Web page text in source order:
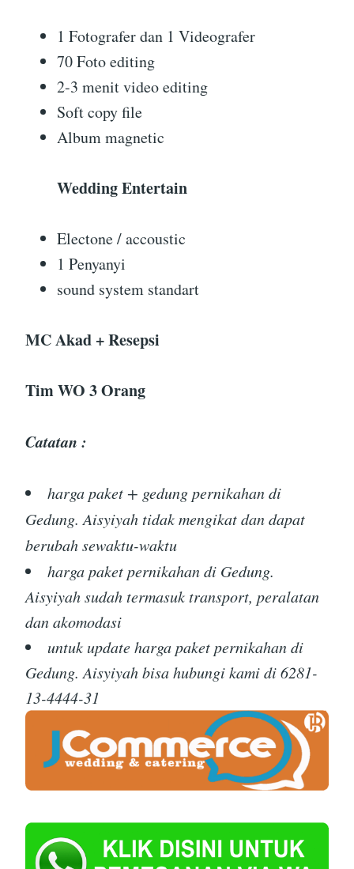
1 Fotografer dan 1 Videografer
70 Foto editing
2-3 menit video editing
Soft copy file
Album magnetic
Wedding Entertain
Electone / accoustic
1 Penyanyi
sound system standart
MC Akad + Resepsi
Tim WO 3 Orang
Catatan :
harga paket + gedung pernikahan di
Gedung. Aisyiyah tidak mengikat dan dapat
berubah sewaktu-waktu
harga paket pernikahan di Gedung.
Aisyiyah sudah termasuk transport, peralatan
dan akomodasi
untuk update harga paket pernikahan di
Gedung. Aisyiyah bisa hubungi kami di 6281-
13-4444-31